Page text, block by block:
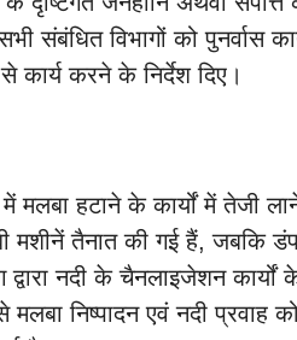
संबंधित विभागों को पुनर्वास
कार्य करने के निर्देश दिए।
मलबा हटाने के कार्यों में तेजी
मशीनें तैनात की गई हैं, जबकि
द्वारा नदी के चैनलाइजेशन
निष्पादन एवं नदी प्रवाह